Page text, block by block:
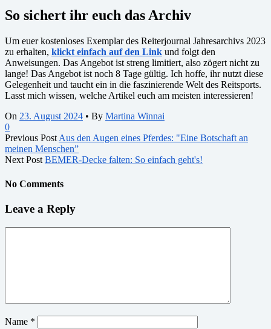
So sichert ihr euch das Archiv
Um euer kostenloses Exemplar des Reiterjournal Jahresarchivs 2023
zu erhalten, klickt einfach auf den Link und folgt den
Anweisungen. Das Angebot ist streng limitiert, also zögert nicht zu
lange! Das Angebot ist noch 8 Tage gültig. Ich hoffe, ihr nutzt diese
Gelegenheit und taucht ein in die faszinierende Welt des Reitsports.
Lasst mich wissen, welche Artikel euch am meisten interessieren!
On 23. August 2024 • By Martina Winnai
0
Previous Post Aus den Augen eines Pferdes: "Eine Botschaft an
meinen Menschen”
Next Post BEMER-Decke falten: So einfach geht's!
No Comments
Leave a Reply
Name *